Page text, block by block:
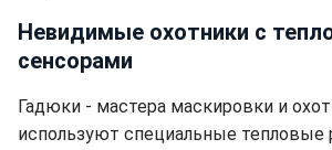
Невидимые охотники с
сенсорами
Гадюки - мастера маскировки и
используют специальные тепловые